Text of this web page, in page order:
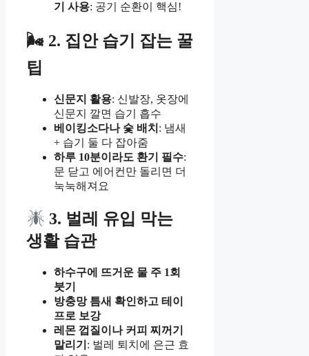
기 사용: 공기 순환이 핵심!
🌬 2. 집안 습기 잡는 꿀
팁
신문지 활용: 신발장, 옷장에
신문지 깔면 습기 흡수
베이킹소다나 숯 배치 : 냄새
+ 습기 둘 다 잡아줌
하루 10분이라도 환기 필수:
문 닫고 에어컨만 돌리면 더
눅눅해져요
3. 벌레 유입 막는
생활 습관
하수구에 뜨거운 물 주 1회
붓기
방충망 틈새 확인하고 테이
프로 보강
레몬 껍질이나 커피 찌꺼기
말리기 : 벌레 퇴치에 은근 효